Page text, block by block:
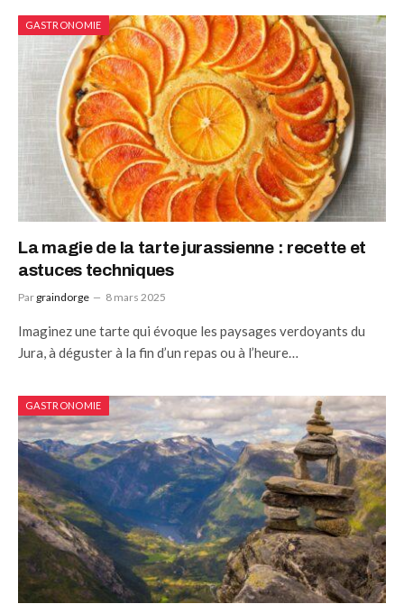
GASTRONOMIE
La magie de la tarte jurassienne : recette et
astuces techniques
Par graindorge 8 mars 2025
Imaginez une tarte qui évoque les paysages verdoyants du
Jura, à déguster à la fin d’un repas ou à l’heure…
GASTRONOMIE